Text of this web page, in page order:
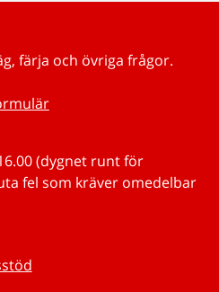
färja och övriga frågor.
(dygnet runt för
fel som kräver omedelbar